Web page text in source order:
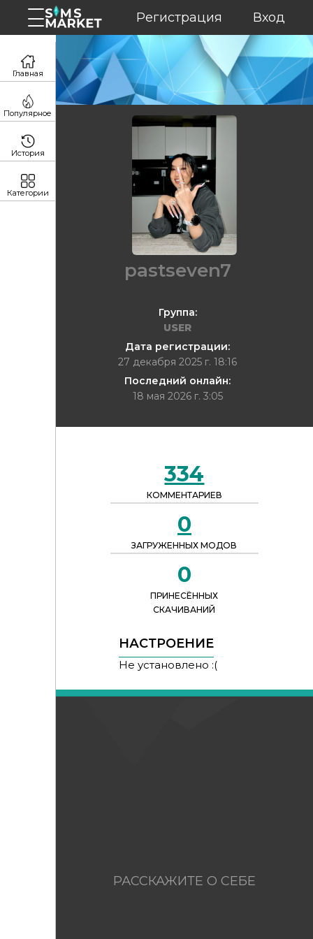
Регистрация Вход
pastseven7
Группа:
USER
Дата регистрации:
27 декабря 2025 г. 18:16
Последний онлайн:
18 мая 2026 г. 3:05
334
КОММЕНТАРИЕВ
0
ЗАГРУЖЕННЫХ МОДОВ
0
ПРИНЕСЁННЫХ
СКАЧИВАНИЙ
НАСТРОЕНИЕ
Не установлено :(
РАССКАЖИТЕ О СЕБЕ
Главная
Популярное
История
Категории